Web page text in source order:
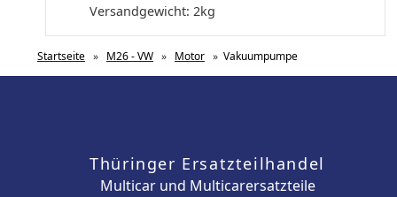
Versandgewicht: 2kg
Startseite » M26 - VW » Motor » Vakuumpumpe
Thüringer Ersatzteilhandel
Multicar und Multicarersatzteile